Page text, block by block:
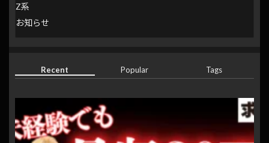
Z系
お知らせ
Recent Popular Tags